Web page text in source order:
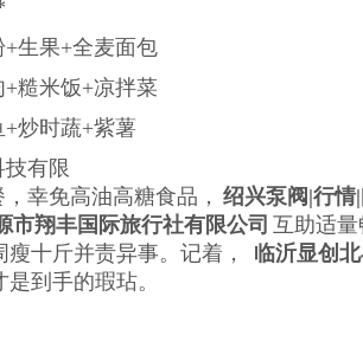
生果+全麦面包
糙米饭+凉拌菜
炒时蔬+紫薯
有限
幸免高油高糖食品， 绍兴泵阀|行情
市翔丰国际旅行社有限公司 互助适
瘦十斤并责异事。记着，
临沂显创
到手的瑕玷。